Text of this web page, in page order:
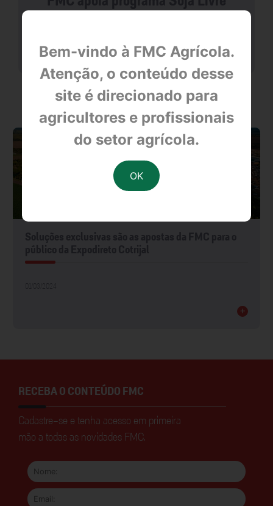
Bem-vindo à FMC Agrícola.
Atenção, o conteúdo desse
site é direcionado para
agricultores e profissionais
do setor agrícola.
null
OUTRAS NOTÍCIAS
+
RECEBA O CONTEÚDO FMC
Cadastre-se e tenha acesso em primeira
mão a todas as novidades FMC.